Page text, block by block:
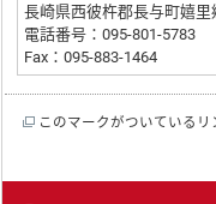
長崎県西彼杵郡長与町嬉里
電話番号：095-801-5783
Fax：095-883-1464
このマークがついている